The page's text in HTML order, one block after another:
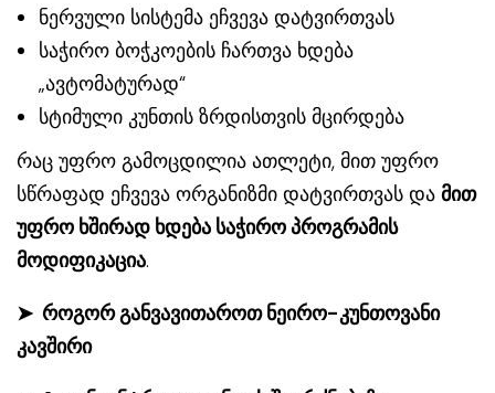
ნერვული სისტემა ეჩვევა დატვირთვას
საჭირო ბოჭკოების ჩართვა ხდება
„ავტომატურად“
სტიმული კუნთის ზრდისთვის მცირდება
რაც უფრო გამოცდილია ათლეტი, მით უფრო
სწრაფად ეჩვევა ორგანიზმი დატვირთვას და მით
უფრო ხშირად ხდება საჭირო პროგრამის
მოდიფიკაცია.
➤ როგორ განვავითაროთ ნეირო-კუნთოვანი
კავშირი